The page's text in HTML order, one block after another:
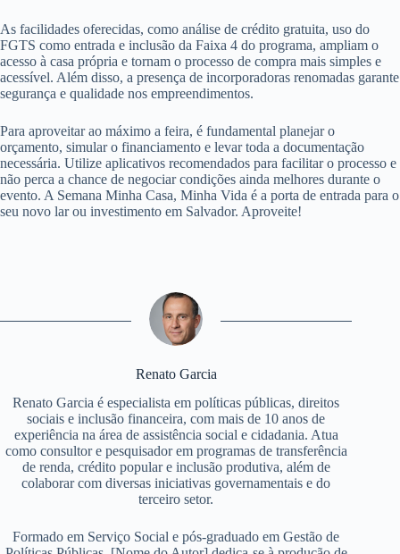
As facilidades oferecidas, como análise de crédito gratuita, uso do
FGTS como entrada e inclusão da Faixa 4 do programa, ampliam o
acesso à casa própria e tornam o processo de compra mais simples e
acessível. Além disso, a presença de incorporadoras renomadas garante
segurança e qualidade nos empreendimentos.
Para aproveitar ao máximo a feira, é fundamental planejar o
orçamento, simular o financiamento e levar toda a documentação
necessária. Utilize aplicativos recomendados para facilitar o processo e
não perca a chance de negociar condições ainda melhores durante o
evento. A Semana Minha Casa, Minha Vida é a porta de entrada para o
seu novo lar ou investimento em Salvador. Aproveite!
Renato Garcia
Renato Garcia é especialista em políticas públicas, direitos
sociais e inclusão financeira, com mais de 10 anos de
experiência na área de assistência social e cidadania. Atua
como consultor e pesquisador em programas de transferência
de renda, crédito popular e inclusão produtiva, além de
colaborar com diversas iniciativas governamentais e do
terceiro setor.
Formado em Serviço Social e pós-graduado em Gestão de